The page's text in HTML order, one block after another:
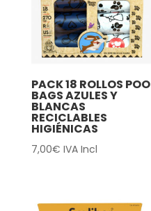
PACK 18 ROLLOS POO
BAGS AZULES Y
BLANCAS
RECICLABLES
HIGIÉNICAS
7,00€ IVA Incl